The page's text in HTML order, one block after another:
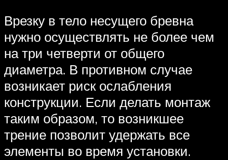
Врезку в тело несущего бревна
нужно осуществлять не более чем
на три четверти от общего
диаметра. В противном случае
возникает риск ослабления
конструкции. Если делать монтаж
таким образом, то возникшее
трение позволит удержать все
элементы во время установки.